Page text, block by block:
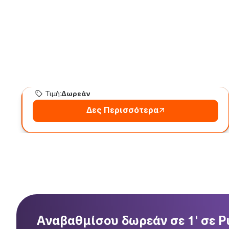
Τιμή:Δωρεάν
Δες Περισσότερα
Αναβαθμίσου δωρεάν σε 1' σε